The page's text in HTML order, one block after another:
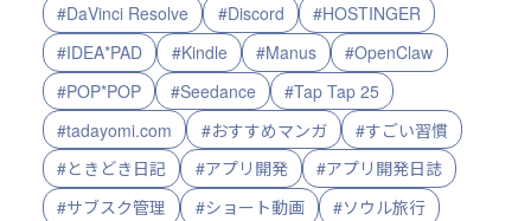
#DaVinci Resolve
#Discord
#HOSTINGER
#IDEA*PAD
#Kindle #Manus
#OpenClaw
#POP*POP
#Seedance
#Tap Tap 25
#tadayomi.com
#おすすめマンガ
#すごい習慣
#ときどき日記
#アプリ開発
#アプリ開発日誌
#サブスク管理
#ショート動画
#ソウル旅行